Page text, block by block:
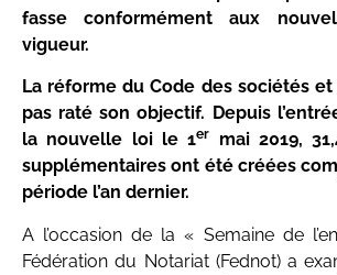
fasse conformément aux
vigueur.
La réforme du Code des sociétés et
pas raté son objectif. Depuis
la nouvelle loi le 1er
mai 2019,
supplémentaires ont été créées
période l’an dernier.
A l’occasion de la « Semaine de
Fédération du Notariat (Fednot) a